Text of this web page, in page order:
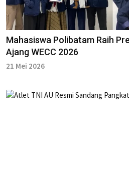
Mahasiswa Polibatam Raih
Ajang WECC 2026
21 Mei 2026